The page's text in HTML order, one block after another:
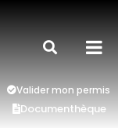
Valider mon permis
Documenthèque